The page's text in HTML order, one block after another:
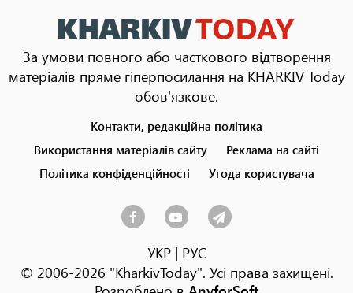
За умови повного або часткового відтворення
матеріалів пряме гіперпосилання на KHARKIV Today
обов'язкове.
menu
Контакти, редакційна політика
Використання матеріалів сайту
Реклама на сайті
Політика конфіденційності
Угода користувача
УКР| РУС
© 2006-2026 "KharkivToday". Усі права захищені.